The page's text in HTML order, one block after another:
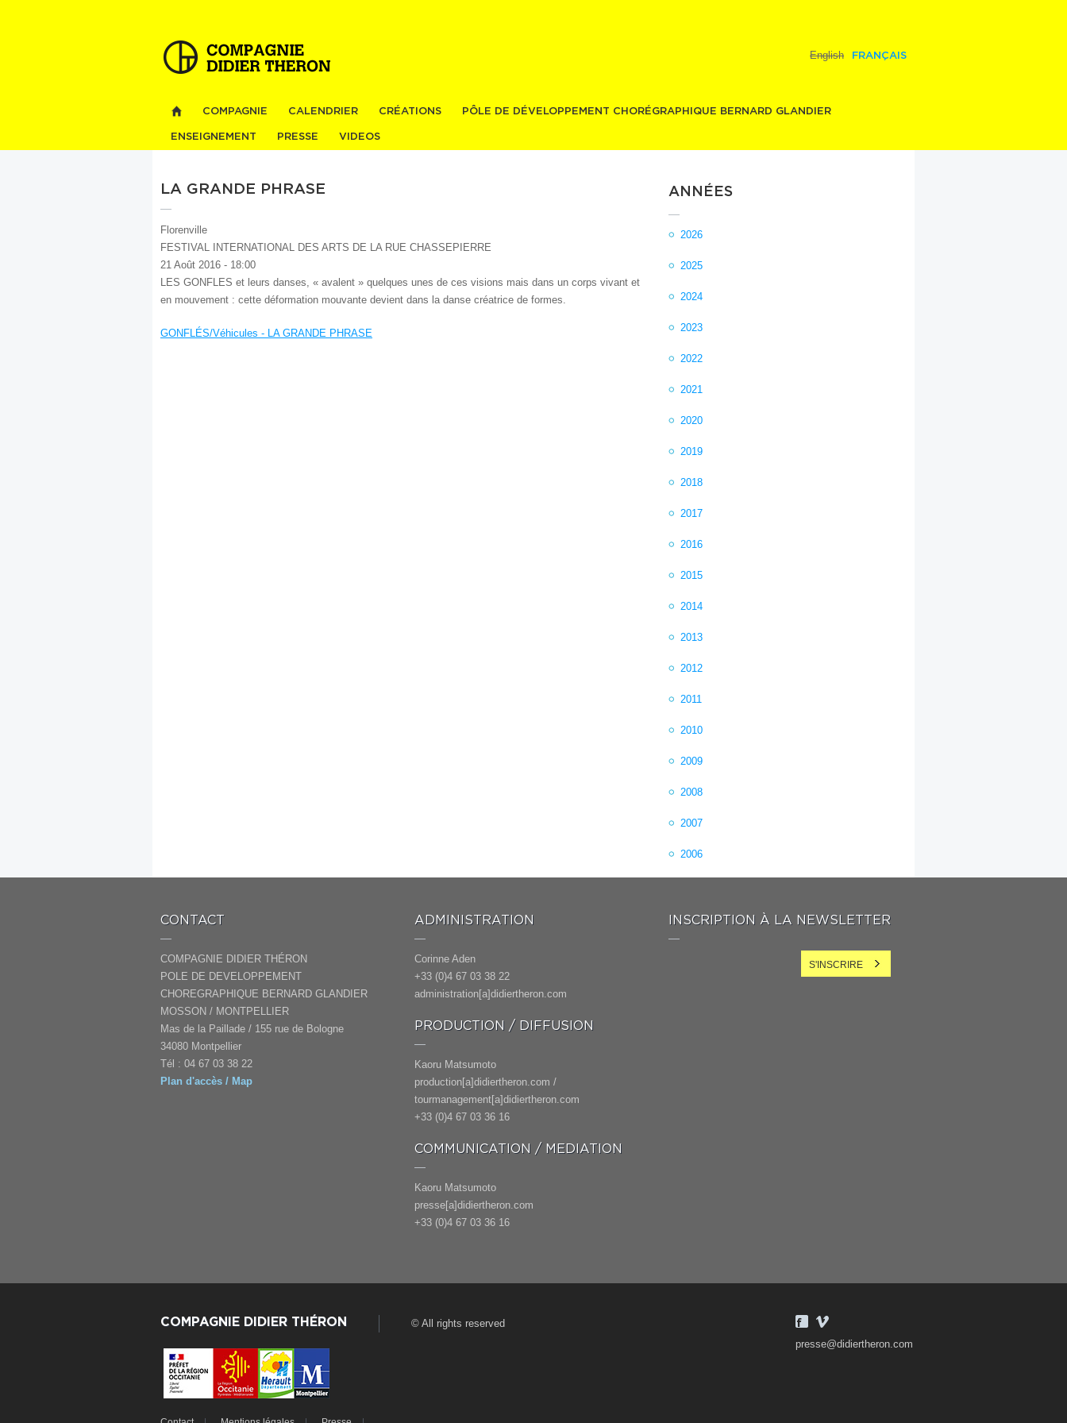
English
FRANÇAIS
COMPAGNIE CALENDRIER CRÉATIONS PÔLE DE DÉVELOPPEMENT CHORÉGRAPHIQUE BERNARD GLANDIER
ENSEIGNEMENT PRESSE VIDEOS
LA GRANDE PHRASE
Florenville
FESTIVAL INTERNATIONAL DES ARTS DE LA RUE CHASSEPIERRE
21 Août 2016 - 18:00
LES GONFLES et leurs danses, « avalent » quelques unes de ces visions mais dans un corps vivant et
en mouvement : cette déformation mouvante devient dans la danse créatrice de formes.
GONFLÉS/Véhicules - LA GRANDE PHRASE
ANNÉES
2026
2025
2024
2023
2022
2021
2020
2019
2018
2017
2016
2015
2014
2013
2012
2011
2010
2009
2008
2007
2006
CONTACT
COMPAGNIE DIDIER THÉRON
POLE DE DEVELOPPEMENT
CHOREGRAPHIQUE BERNARD GLANDIER
MOSSON / MONTPELLIER
Mas de la Paillade / 155 rue de Bologne
34080 Montpellier
Tél : 04 67 03 38 22
Plan d'accès / Map
ADMINISTRATION
Corinne Aden
+33 (0)4 67 03 38 22
administration[a]didiertheron.com
PRODUCTION / DIFFUSION
Kaoru Matsumoto
production[a]didiertheron.com /
tourmanagement[a]didiertheron.com
+33 (0)4 67 03 36 16
COMMUNICATION / MEDIATION
Kaoru Matsumoto
presse[a]didiertheron.com
+33 (0)4 67 03 36 16
INSCRIPTION À LA NEWSLETTER
COMPAGNIE DIDIER THÉRON © All rights reserved
presse@didiertheron.com